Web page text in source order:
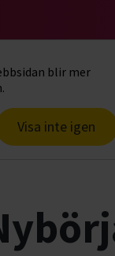
blir mer
Visa inte igen
startsida
Hund & husdjur